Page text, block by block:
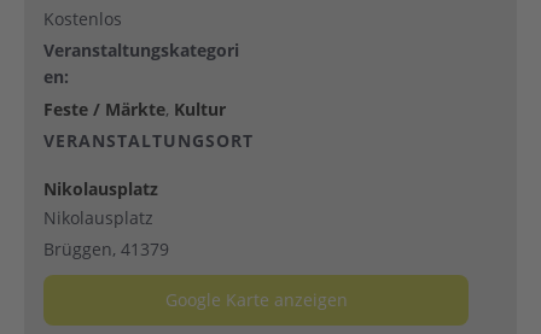
Kostenlos
Veranstaltungskategori
en:
Feste / Märkte, Kultur
VERANSTALTUNGSORT
Nikolausplatz
Nikolausplatz
Brüggen, 41379
Google Karte anzeigen